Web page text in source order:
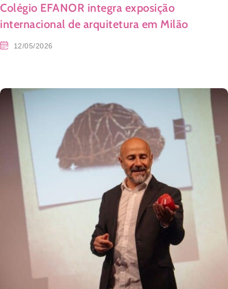
Colégio EFANOR integra exposição
internacional de arquitetura em Milão
12/05/2026